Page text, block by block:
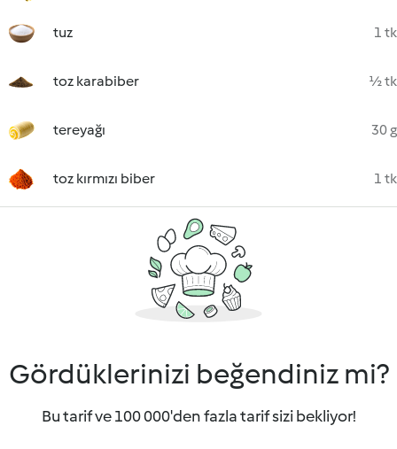
tuz 1 tk
toz karabiber ½ tk
tereyağı 30 g
toz kırmızı biber 1 tk
Gördüklerinizi beğendiniz mi?
Bu tarif ve 100 000'den fazla tarif sizi bekliyor!